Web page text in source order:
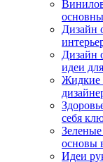
Дизайн
Дизайн
идеи
Жидкие
себя
основы
Идеи